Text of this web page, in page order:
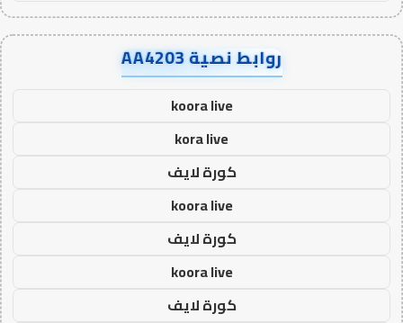
روابط نصية AA4203
koora live
kora live
كورة لايف
koora live
كورة لايف
koora live
كورة لايف